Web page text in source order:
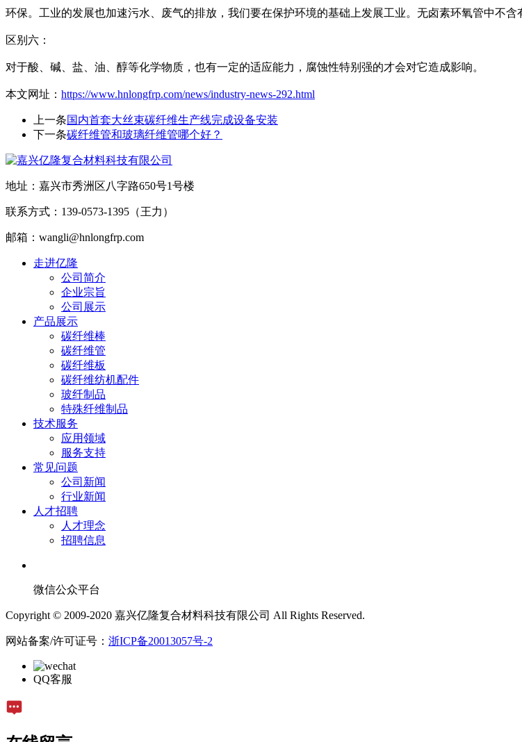
环保。工业的发展也加速污水、废气的排放，我们要在保护环境的基础上发展工业。无卤素环氧管中不含
区别六：
对于酸、碱、盐、油、醇等化学物质，也有一定的适应能力，腐蚀性特别强的才会对它造成影响。
本文网址： https://www.hnlongfrp.com/news/industry-news-292.html
上一条国内首套大丝束碳纤维生产线完成设备安装
下一条碳纤维管和玻璃纤维管哪个好？
地址：嘉兴市秀洲区八字路650号1号楼
联系方式：139-0573-1395（王力）
邮箱：wangli@hnlongfrp.com
走进亿隆
公司简介
企业宗旨
公司展示
产品展示
碳纤维棒
碳纤维管
碳纤维板
碳纤维纺机配件
玻纤制品
特殊纤维制品
技术服务
应用领域
服务支持
常见问题
公司新闻
行业新闻
人才招聘
人才理念
招聘信息
微信公众平台
Copyright © 2009-2020 嘉兴亿隆复合材料科技有限公司 All Rights Reserved.
网站备案/许可证号： 浙ICP备20013057号-2
QQ客服